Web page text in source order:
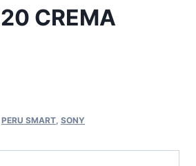
CREMA
PERU SMART SONY